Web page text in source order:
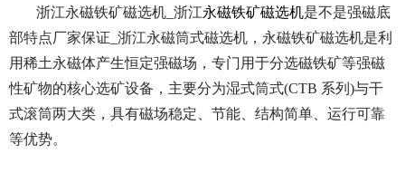
浙江永磁铁矿磁选机_浙江永磁铁矿磁选机是不是强磁底
部特点厂家保证_浙江永磁筒式磁选机，永磁铁矿磁选机是利
用稀土永磁体产生恒定强磁场，专门用于分选磁铁矿等强磁
性矿物的核心选矿设备，主要分为湿式筒式(CTB 系列)与干
式滚筒两大类，具有磁场稳定、节能、结构简单、运行可靠
等优势。